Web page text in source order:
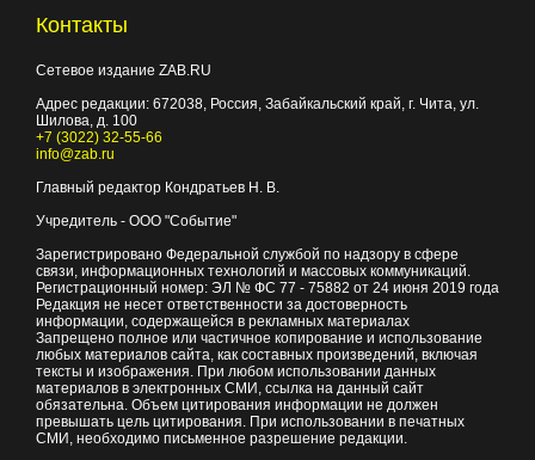
Контакты
Сетевое издание ZAB.RU
Адрес редакции: 672038, Россия, Забайкальский край, г. Чита, ул.
Шилова, д. 100
+7 (3022) 32-55-66
info@zab.ru
Главный редактор Кондратьев Н. В.
Учредитель - ООО "Событие"
Зарегистрировано Федеральной службой по надзору в сфере
связи, информационных технологий и массовых коммуникаций.
Регистрационный номер: ЭЛ № ФС 77 - 75882 от 24 июня 2019 года
Редакция не несет ответственности за достоверность
информации, содержащейся в рекламных материалах
Запрещено полное или частичное копирование и использование
любых материалов сайта, как составных произведений, включая
тексты и изображения. При любом использовании данных
материалов в электронных СМИ, ссылка на данный сайт
обязательна. Объем цитирования информации не должен
превышать цель цитирования. При использовании в печатных
СМИ, необходимо письменное разрешение редакции.